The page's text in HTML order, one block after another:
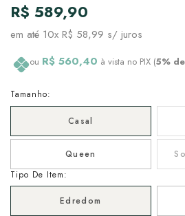
Edredom & Duvet
R$ 589,90
em até 10x R$ 58,99 s/ juros
ou R$ 560,40 à vista no PIX (5%
Tipo De Item:
Edredom
Tamanho:
Casal
Queen